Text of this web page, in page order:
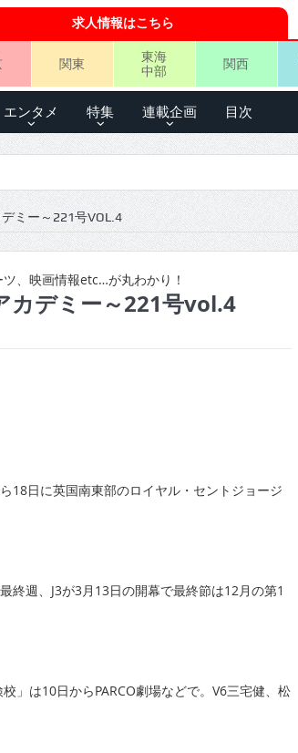
求人情報はこちら
関東
東海
中部
関西
エンタメ 特集 連載企画 目次
ミー～221号VOL.4
、映画情報etc…が丸わかり！
カデミー～221号vol.4
18日に英国南東部のロイヤル・セントジョージ
終週、J3が3月13日の開幕で最終節は12月の第1
」は10日からPARCO劇場などで。V6三宅健、松